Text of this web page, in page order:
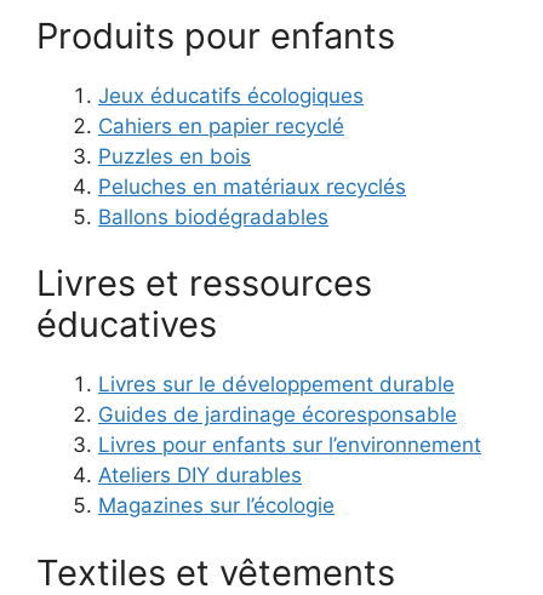
Produits pour enfants
Jeux éducatifs écologiques
Cahiers en papier recyclé
Puzzles en bois
Peluches en matériaux recyclés
Ballons biodégradables
Livres et ressources
éducatives
Livres sur le développement durable
Guides de jardinage écoresponsable
Livres pour enfants sur l’environnement
Ateliers DIY durables
Magazines sur l’écologie
Textiles et vêtements